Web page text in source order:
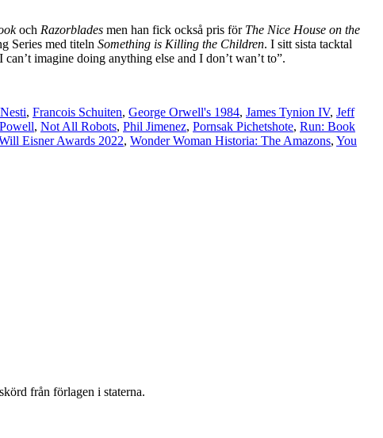
och Razorblades men han fick också pris för The Nice House on the
Series med titeln Something is Killing the Children. I sitt sista tacktal
imagine doing anything else and I don’t wan’t to”.
, Francois Schuiten, George Orwell's 1984, James Tynion IV, Jeff
, Not All Robots, Phil Jimenez, Pornsak Pichetshote, Run: Book
Eisner Awards 2022, Wonder Woman Historia: The Amazons, You
från förlagen i staterna.